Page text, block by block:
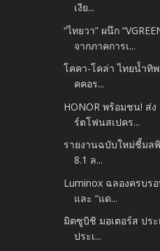
เงีย...
“ไทยวา” ผนึก
จากภาคการเ...
โคคา-โคล่า ไทยน้ำทิ
คคอร...
HONOR พร้อมชน! ส่ง
ร์ตโฟนสเปคร...
รายงานฉบับใหม่ชี้มล
8.1 ล...
Luminox ฉลองครบรอ
และ “แด...
มิตซูบิชิ มอเตอร์ส ปร
ประเ...